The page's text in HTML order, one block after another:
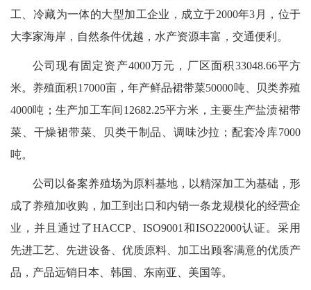
工、冷藏为一体的大型加工企业，成立于2000年3月，位于
大李家海岸，自然条件优越，水产资源丰富，交通便利。
公司现有固定资产4000万元，厂区面积33048.66平方
米。养殖面积17000亩，年产鲜品裙带菜50000吨、贝类养殖
4000吨；生产加工车间12682.25平方米，主要生产盐渍裙带
菜、干燥裙带菜、贝类干制品、调味沙拉；配套冷库7000
吨。
公司以备案养殖场为原料基地，以精深加工为基础，形
成了养殖加收购，加工到出口和内销一条龙规模化的经营企
业，并且通过了HACCP、ISO9001和ISO22000认证。采用
先进工艺、先进设备、优质原料、加工出顾客满意的优质产
品，产品远销日本、韩国、东南亚、美国等。